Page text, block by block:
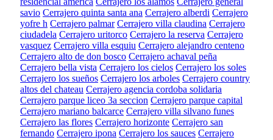
savio Cerrajero quinta santa ana Cerrajero alberdi Cerrajero
yofre h Cerrajero palmar Cerrajero villa claudina Cerrajero
ciudadela Cerrajero uritorco Cerrajero la reserva Cerrajero
vasquez Cerrajero villa esquiu Cerrajero alejandro centeno
Cerrajero alto de don bosco Cerrajero achaval peña
Cerrajero bella vista Cerrajero los cielos Cerrajero los soles
Cerrajero los sueños Cerrajero los arboles Cerrajero country
altos del chateau Cerrajero agencia cordoba solidaria
Cerrajero parque liceo 3a seccion Cerrajero parque capital
Cerrajero mariano balcarce Cerrajero villa silvano funes
Cerrajero las flores Cerrajero horizonte Cerrajero san
fernando Cerrajero ipona Cerrajero los sauces Cerrajero